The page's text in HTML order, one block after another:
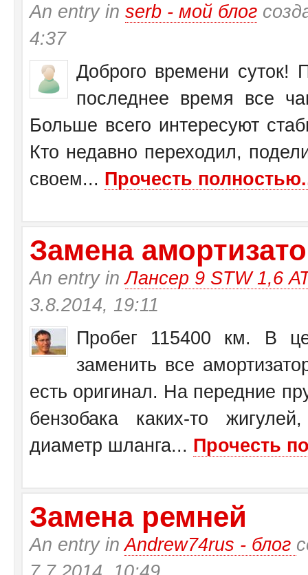
An entry in serb - мой блог
4:37
Доброго времени суток!
последнее время все
Больше всего интересуют
Кто недавно переходил,
своем... Прочесть
Замена
An entry inЛансер 9 STW 1,6
3.8.2014, 19:11
Пробег 115400 км. В
заменить все
есть оригинал. На передние
бензобака каких-то
диаметр шланга... Прочесть
Замена ремней
An entry inAndrew74rus - блог